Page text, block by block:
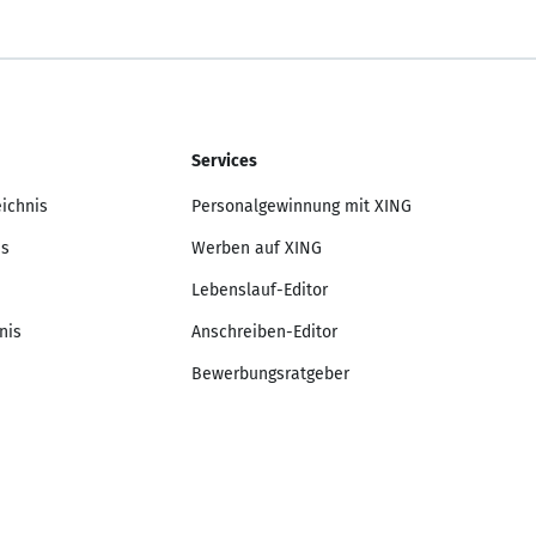
Services
Personalgewinnung mit XING
Werben auf XING
Lebenslauf-Editor
Anschreiben-Editor
Bewerbungsratgeber